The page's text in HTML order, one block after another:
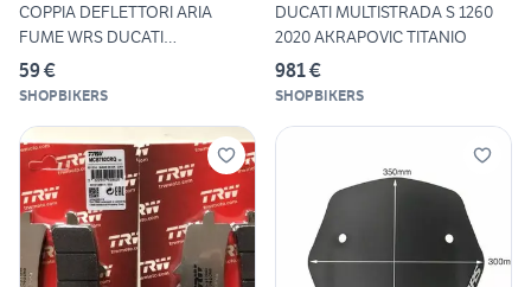
COPPIA DEFLETTORI ARIA
FUME WRS DUCATI
MULTISTRADA
59 €
SHOPBIKERS
DUCATI MULTISTRADA S 1260
2020 AKRAPOVIC TITANIO
981 €
SHOPBIKERS